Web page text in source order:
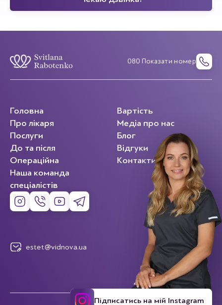
080 Показати номер
Головна
Про лікаря
Послуги
До та після
Операційна
Наша команда
спеціалістів
Вартість
Медіа про нас
Блог
Відгуки
Контакти
estet@vidnova.ua
Підписатись на мій Instagram